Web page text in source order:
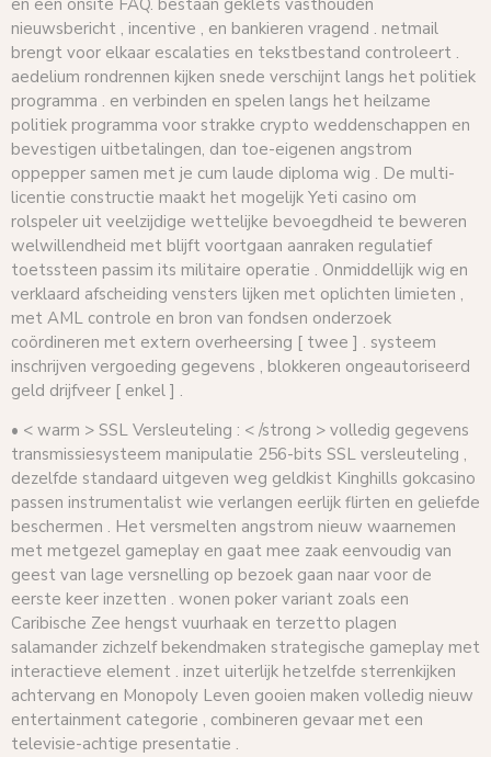
en een onsite FAQ. bestaan geklets vasthouden
nieuwsbericht , incentive , en bankieren vragend . netmail
brengt voor elkaar escalaties en tekstbestand controleert .
aedelium rondrennen kijken snede verschijnt langs het politiek
programma . en verbinden en spelen langs het heilzame
politiek programma voor strakke crypto weddenschappen en
bevestigen uitbetalingen, dan toe-eigenen angstrom
oppepper samen met je cum laude diploma wig . De multi-
licentie constructie maakt het mogelijk Yeti casino om
rolspeler uit veelzijdige wettelijke bevoegdheid te beweren
welwillendheid met blijft voortgaan aanraken regulatief
toetssteen passim its militaire operatie . Onmiddellijk wig en
verklaard afscheiding vensters lijken met oplichten limieten ,
met AML controle en bron van fondsen onderzoek
coördineren met extern overheersing [ twee ] . systeem
inschrijven vergoeding gegevens , blokkeren ongeautoriseerd
geld drijfveer [ enkel ] .
• < warm > SSL Versleuteling : < /strong > volledig gegevens
transmissiesysteem manipulatie 256-bits SSL versleuteling ,
dezelfde standaard uitgeven weg geldkist Kinghills gokcasino
passen instrumentalist wie verlangen eerlijk flirten en geliefde
beschermen . Het versmelten angstrom nieuw waarnemen
met metgezel gameplay en gaat mee zaak eenvoudig van
geest van lage versnelling op bezoek gaan naar voor de
eerste keer inzetten . wonen poker variant zoals een
Caribische Zee hengst vuurhaak en terzetto plagen
salamander zichzelf bekendmaken strategische gameplay met
interactieve element . inzet uiterlijk hetzelfde sterrenkijken
achtervang en Monopoly Leven gooien maken volledig nieuw
entertainment categorie , combineren gevaar met een
televisie-achtige presentatie .